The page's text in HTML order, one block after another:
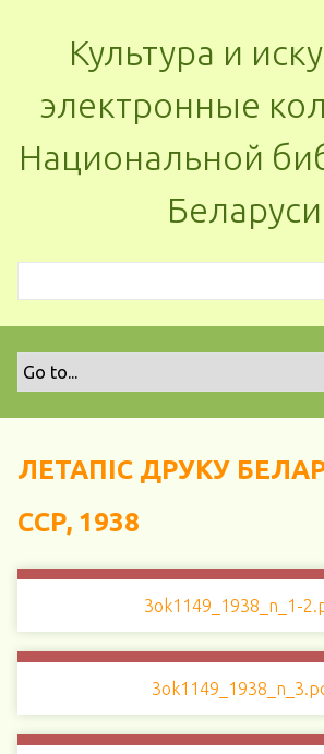
Культура и
электронные
Национальной
Беларуси
ЛЕТАПІС ДРУКУ
ССР, 1938
3ok1149_1938_n_1-